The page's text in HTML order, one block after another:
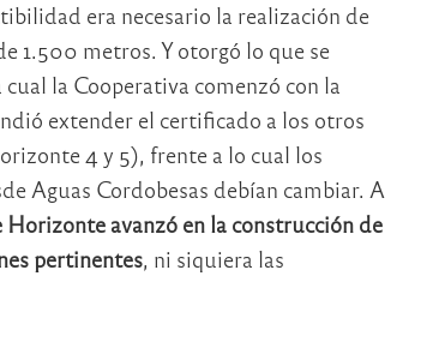
era necesario la realización de
1.500 metros. Y otorgó lo que se
cual la Cooperativa comenzó con la
extender el certificado a los otros
4 y 5), frente a lo cual los
Aguas Cordobesas debían cambiar. A
avanzó en la construcción de
pertinentes, ni siquiera las